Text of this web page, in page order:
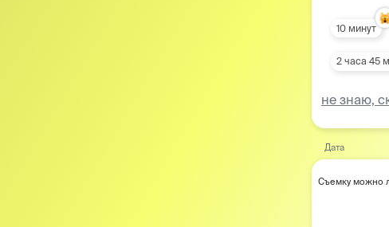
10 минут
2 часа 45
не знаю,
Дата
Съемку можно